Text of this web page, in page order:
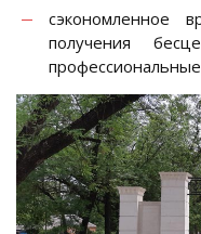
сэкономленное
получения
профессиональные